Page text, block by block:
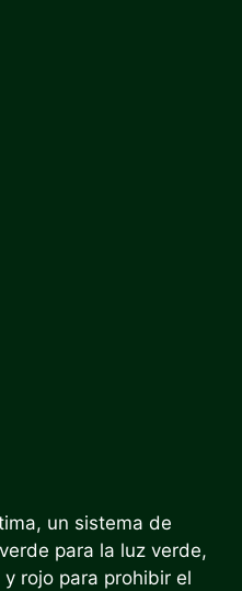
un sistema de
para la luz verde,
rojo para prohibir el